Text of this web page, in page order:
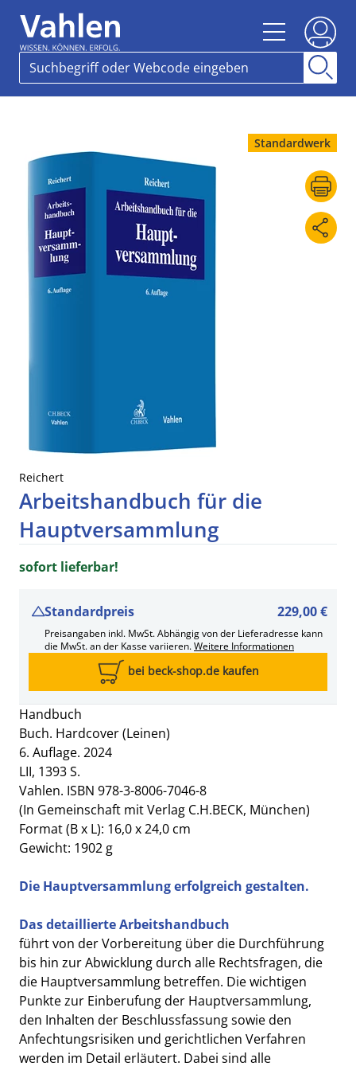
Standardwerk
Reichert
Arbeitshandbuch für die
Hauptversammlung
Handbuch
Buch. Hardcover (Leinen)
6. Auflage. 2024
LII, 1393 S.
Vahlen. ISBN 978-3-8006-7046-8
(In Gemeinschaft mit Verlag C.H.BECK, München)
Format (B x L): 16,0 x 24,0 cm
Gewicht: 1902 g
Die Hauptversammlung erfolgreich gestalten.
Das detaillierte Arbeitshandbuch
führt von der Vorbereitung über die Durchführung
bis hin zur Abwicklung durch alle Rechtsfragen, die
die Hauptversammlung betreffen. Die wichtigen
Punkte zur Einberufung der Hauptversammlung,
den Inhalten der Beschlussfassung sowie den
Anfechtungsrisiken und gerichtlichen Verfahren
werden im Detail erläutert. Dabei sind alle
sofort lieferbar!
Standardpreis 229,00 €
Preisangaben inkl. MwSt. Abhängig von der Lieferadresse kann
die MwSt. an der Kasse variieren.Weitere Informationen
bei beck-shop.de kaufen